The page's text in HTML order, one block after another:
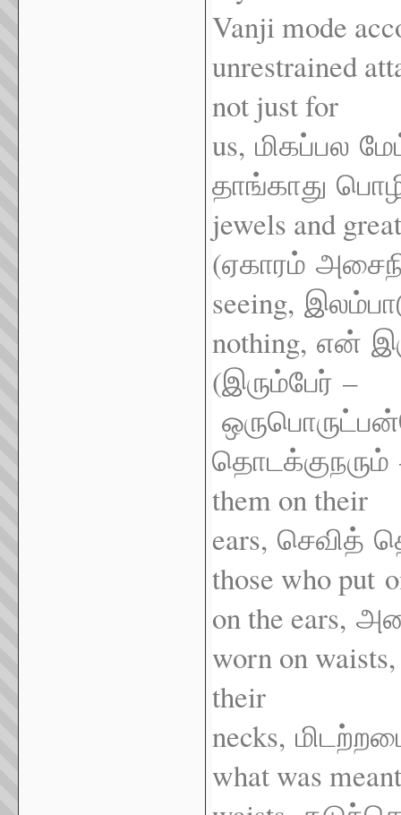
Vanji mode
unrestrained
not just for
us, மிகப்பல
தாங்காது
jewels and
(ஏகாரம்
seeing,
nothing, என்
(இரும்பேர் –
தொடக்குநரும்
them on their
ears, செவித்
those who put
on the ears,
worn on
their
necks,
what was